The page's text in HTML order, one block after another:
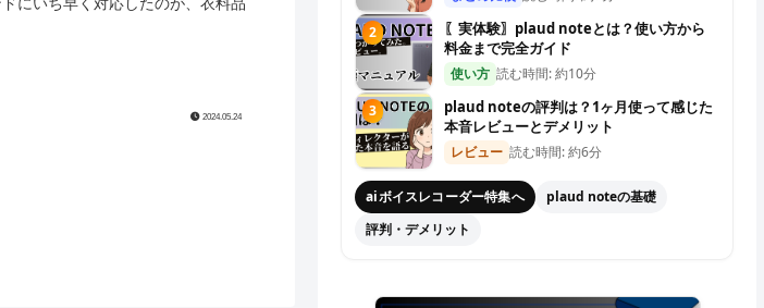
2024.05.24
2
〖実体験〗plaud noteとは？使い方から
料金まで完全ガイド
使い方 読む時間: 約10分
3
plaud noteの評判は？1ヶ月使って感じた
本音レビューとデメリット
レビュー 読む時間: 約6分
aiボイスレコーダー特集へ
plaud noteの基礎
評判・デメリット